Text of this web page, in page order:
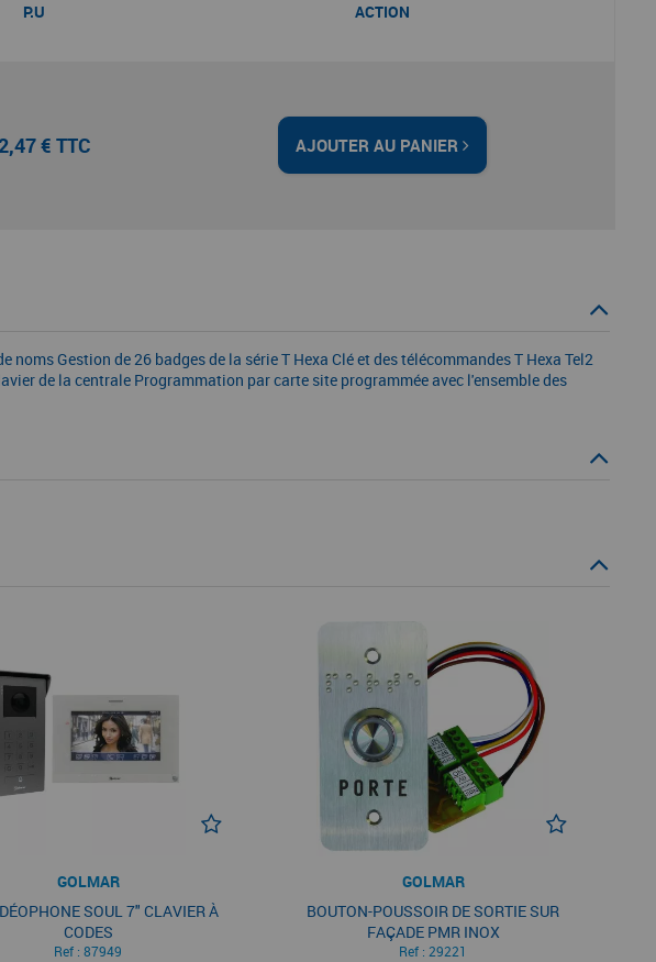
P.U ACTION
€ TTC AJOUTER AU PANIER
Gestion de 26 badges de la série T Hexa Clé et des télécommandes T Hexa Tel2
de la centrale Programmation par carte site programmée avec l'ensemble des
GOLMAR
SOUL 7" CLAVIER À
CODES
Ref : 87949
GOLMAR
BOUTON-POUSSOIR DE SORTIE SUR
FAÇADE PMR INOX
Ref : 29221